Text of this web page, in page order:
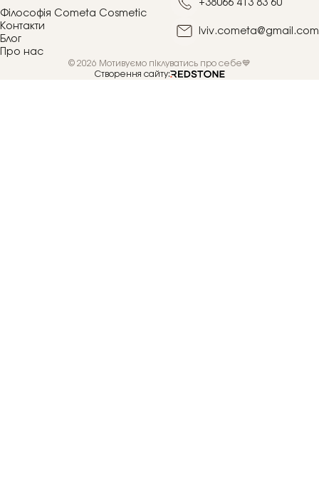
Філософія Cometa Cosmetic
Контакти
Блог
Про нас
+38066 413 83 60
lviv.cometa@gmail.com
© 2026 Мотивуємо піклуватись про себе💙
Створення сайту: